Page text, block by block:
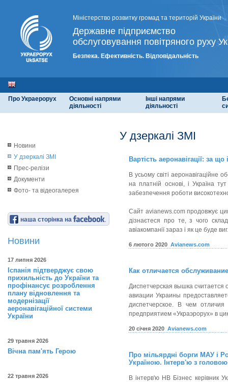
Міністерство розвитку громад та територій України
Державне підприємство
обслуговування повітряного руху
Безпека. Ефективність. Відповідальність
Про Украерорух
Основні напрями
діяльності
Інші напрями
діяльності
Новини
У дзеркалі ЗМІ
Прес-релізи
Документи
Фото- та відеогалерея
наша сторінка на
Новини
17 липня 2026
Іспанія підтверджує свою
прихильність до України та
профінансує розроблення
плану відновлення та
модернізації
аеронавігаційної системи
України
29 травня 2026
Вічна пам'ять Герою
22 травня 2026
У дзеркалі ЗМІ
Вартість аеронавігації: за
В усьому світі аеронавігаційне
на платній основі, і Україна
забезпечення роботи
Сайт avianews.com продовжує
дізнаєтеся про те, з чого
авіакомпанії зараз і як це буде
6 лютого 2020 Avianews.com
Как отличается
Диспетчерская вышка
авиации Украины
диспетчерское. В чем отличия
предприятием «Украэрорух» в
20 січня 2020 Avianews.com
Про мільярдні борги МАУ і
Україною. Інтерв'ю з
В інтерв'ю НВ Бізнес керівник